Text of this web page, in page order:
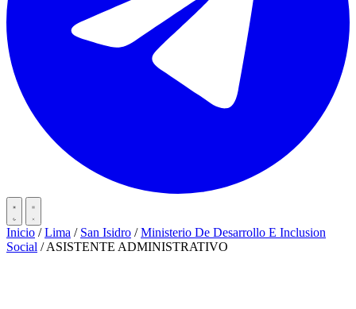
Inicio / Lima / San Isidro / Ministerio De Desarrollo E Inclusion
Social / ASISTENTE ADMINISTRATIVO